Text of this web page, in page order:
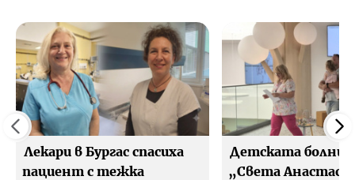
Лекари в Бургас спасиха
пациент с тежка
Детската
„Света